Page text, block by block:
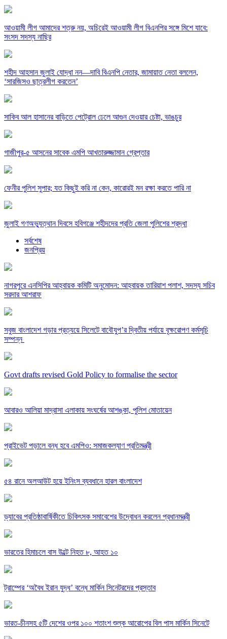
আওয়ামী লীগ আমাদের শত্রু নয়, অচিরেই আওয়ামী লীগ বিএনপির সঙ্গে মিশে যাবে:
সংসদ সদস্য নাছির
শহীদ আহসান জুলাই যোদ্ধা নন—দাবি বিএনপি নেতার, জামায়াত নেতা বললেন,
‘সারজিসও ছাত্রলীগ করতেন’
সাকিব আল হাসানের বাড়িতে পেট্রোল ঢেলে আগুন দেওয়ার চেষ্টা, ভাঙচুর
গাজীপুর-৫ আসনের সাবেক এমপি আখতারুজ্জামান গ্রেপ্তার
ফেনীর পুলিশ সুপার; যত কিছুই করি না কেন, কারোরই মন রক্ষা করতে পারি না
জুলাই গণঅভ্যুত্থান দিবসে হবিগঞ্জে শহীদদের প্রতি জেলা পুলিশের শ্রদ্ধা
সর্বশেষ
জনপ্রিয়
নাগরপুরে এনসিপির আহ্বায়ক কমিটি অনুমোদন: আহ্বায়ক তারিয়াশ পলাশ, সদস্য সচিব
সরদার আশরাফ
সবুজ বাংলাদেশ গড়ার প্রত্যয়ে সিলেটে বাবৌযুপ’র দ্বিতীয় পর্যায়ে বৃক্ষরোপণ কর্মসূচি
সম্পন্ন
Govt drafts revised Gold Policy to formalise the sector
আবারও আলিয়া মাদ্রাসা এলাকায় সংঘর্ষের আশঙ্কা, পুলিশ মোতায়েন
প্রাইভেট পড়ালে বন্ধ হবে এমপিও: সমাজকল্যাণ প্রতিমন্ত্রী
৫৪ রানে অলআউট হয়ে ইনিংস ব্যবধানে হারল বাংলাদেশ
ড্যাবের প্রতিষ্ঠাবার্ষিকীতে চিকিৎসক সমাবেশের উদ্বোধন করলেন প্রধানমন্ত্রী
ভারতের হিমাচলে বাস উল্টে নিহত ৮, আহত ১০
ট্রাম্পের ‘অবৈধ ইরান যুদ্ধ’ বন্ধে মার্কিন সিনেটরদের প্রস্তাব
ভারত-চীনসহ ৫টি দেশের ওপর ১০০ শতাংশ শুল্ক আরোপের বিল পাস মার্কিন সিনেটে